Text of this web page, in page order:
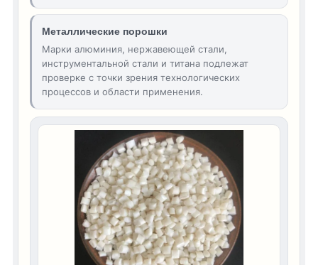
Металлические порошки
Марки алюминия, нержавеющей стали,
инструментальной стали и титана подлежат
проверке с точки зрения технологических
процессов и области применения.